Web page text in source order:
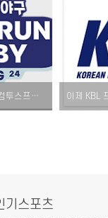
2024 KBO 올스타전 '컴투스프로야구 홈런더비' 출전 명단 발표!
기스포츠